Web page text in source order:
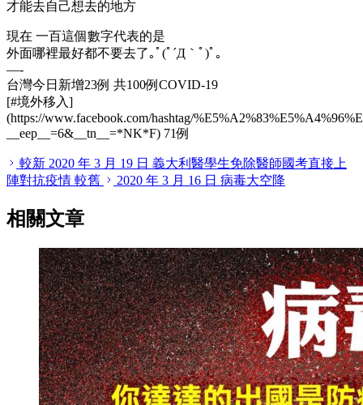
才能去自己想去的地方
現在 一百這個數字代表的是
外面哪裡最好都不要去了｡ﾟ(ﾟ´Д｀ﾟ)ﾟ｡
—-
台灣今日新增23例 共100例COVID-19
[#境外移入]
(https://www.facebook.com/hashtag/
eep =6& tn =*NK*F) 71例
較新 2020 年 3 月 19 日 義大利醫學生免除醫師國考直接上
陣對抗疫情 較舊 2020 年 3 月 16 日 病毒大空降
相關文章